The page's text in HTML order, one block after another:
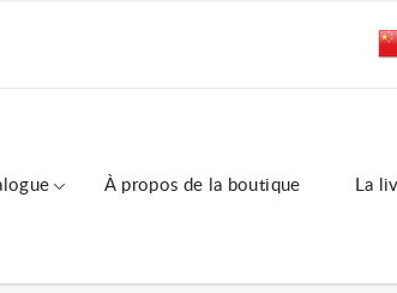
À propos de la boutique La